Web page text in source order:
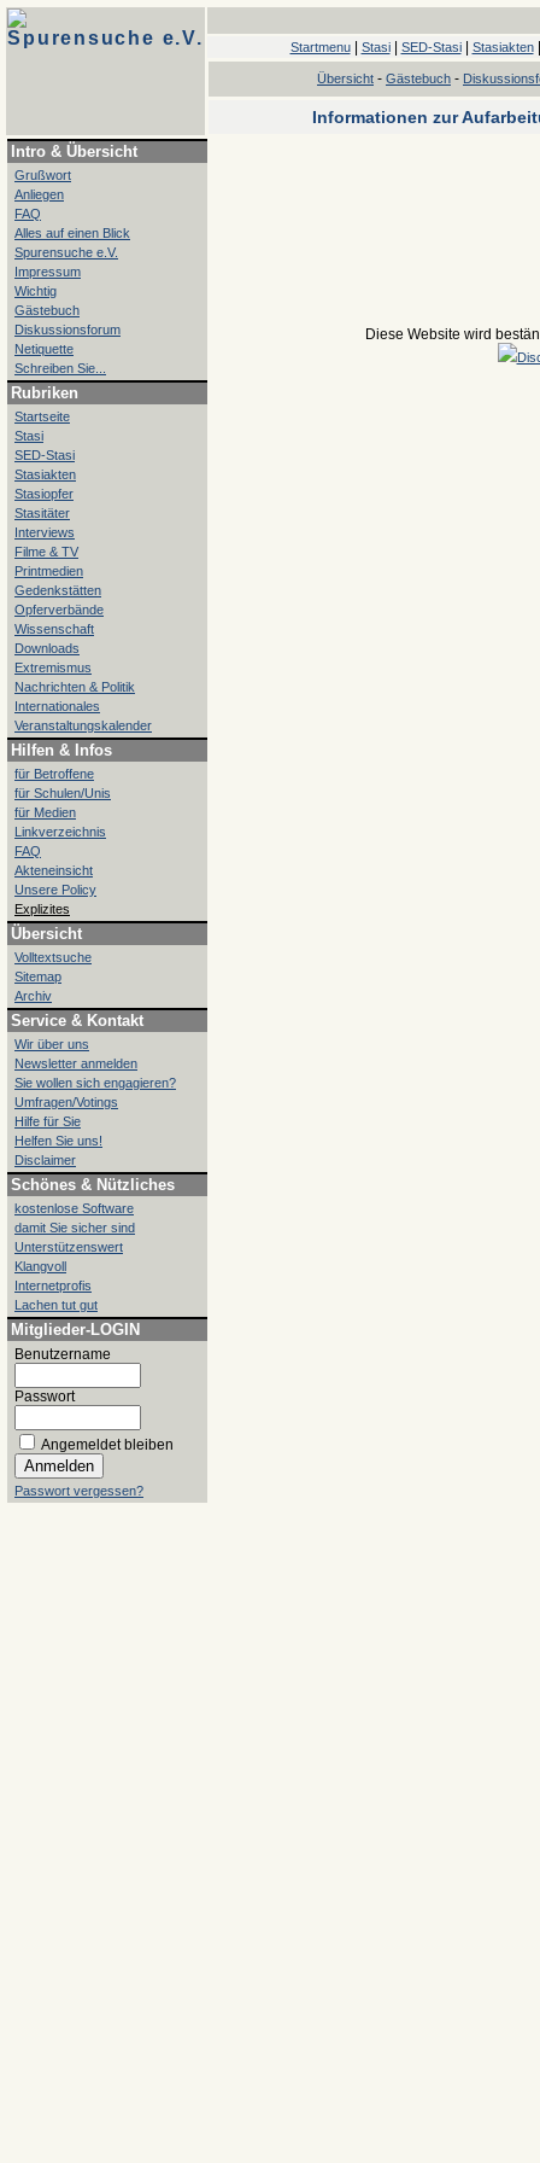
Spurensuche e.V. Startmenu| Stasi| SED-Stasi| Stasiakten
Übersicht - Gästebuch -
Informationen zur
Intro & Übersicht
Grußwort
Anliegen
FAQ
Alles auf einen Blick
Spurensuche e.V.
Impressum
Wichtig
Gästebuch
Diskussionsforum
Netiquette
Schreiben Sie...
Rubriken
Startseite
Stasi
SED-Stasi
Stasiakten
Stasiopfer
Stasitäter
Interviews
Filme & TV
Printmedien
Gedenkstätten
Opferverbände
Wissenschaft
Downloads
Extremismus
Nachrichten & Politik
Internationales
Veranstaltungskalender
Hilfen & Infos
für Betroffene
für Schulen/Unis
für Medien
Linkverzeichnis
FAQ
Akteneinsicht
Unsere Policy
Explizites
Übersicht
Volltextsuche
Sitemap
Archiv
Service & Kontakt
Wir über uns
Newsletter anmelden
Sie wollen sich engagieren?
Umfragen/Votings
Hilfe für Sie
Helfen Sie uns!
Disclaimer
Schönes & Nützliches
kostenlose Software
damit Sie sicher sind
Unterstützenswert
Klangvoll
Internetprofis
Lachen tut gut
Mitglieder-LOGIN
Benutzername
Passwort
Angemeldet bleiben
Passwort vergessen?
Diese Website wird